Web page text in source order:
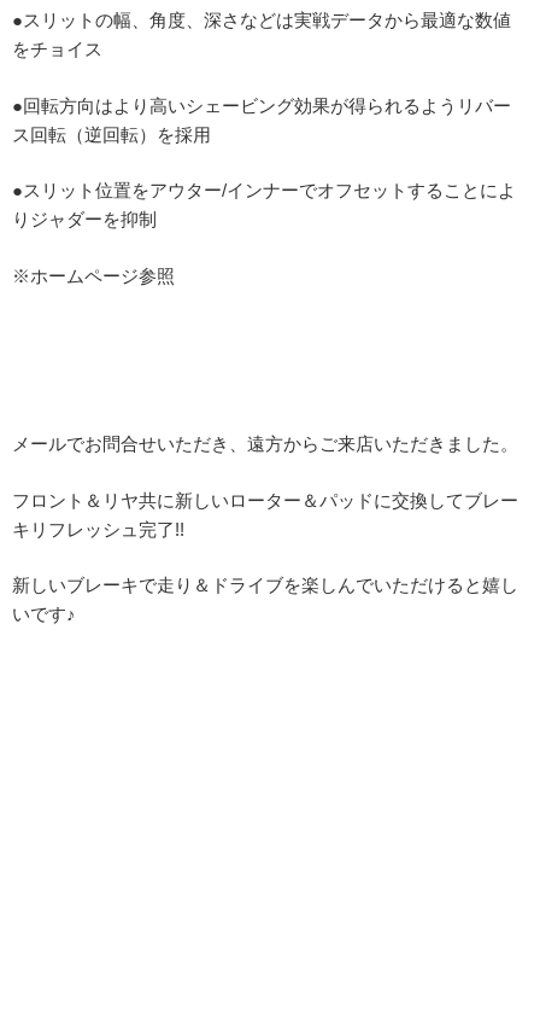
●スリットの幅、角度、深さなどは実戦データから最適な数値
をチョイス
●回転方向はより高いシェービング効果が得られるようリバー
ス回転（逆回転）を採用
●スリット位置をアウター/インナーでオフセットすることによ
りジャダーを抑制
※ホームページ参照
メールでお問合せいただき、遠方からご来店いただきました。
フロント＆リヤ共に新しいローター＆パッドに交換してブレー
キリフレッシュ完了!!
新しいブレーキで走り＆ドライブを楽しんでいただけると嬉し
いです♪